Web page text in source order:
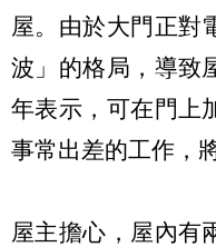
屋。由於大門正對
波」的格局，導致
年表示，可在門上
事常出差的工作，
屋主擔心，屋內有